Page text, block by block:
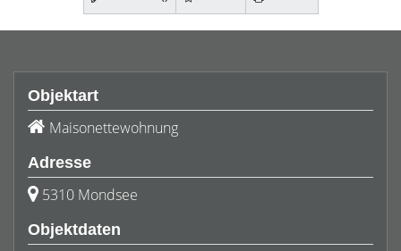
Objektart
Maisonettewohnung
Adresse
5310 Mondsee
Objektdaten